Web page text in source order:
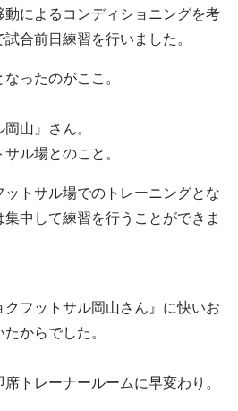
によるコンディショニングを考
合前日練習を行いました。
ったのがここ。
山』さん。
ル場とのこと。
トサル場でのトレーニングとな
中して練習を行うことができま
フットサル岡山さん』に快いお
からでした。
トレーナールームに早変わり。